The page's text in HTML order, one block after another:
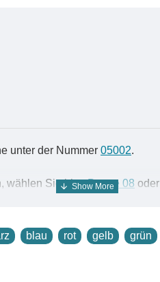
unter der Nummer 05002.
wählen Sie bittePonge 08 oder
blau rot gelb grün